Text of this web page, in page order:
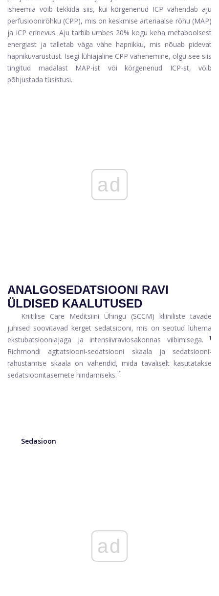
isheemia võib tekkida siis, kui kõrgenenud ICP vähendab aju
perfusioonirõhku (CPP), mis on keskmise arteriaalse rõhu (MAP)
ja ICP erinevus. Aju tarbib umbes 20% kogu keha metaboolsest
energiast ja talletab väga vähe hapnikku, mis nõuab pidevat
hapnikuvarustust. Isegi lühiajaline CPP vähenemine, olgu see siis
tingitud madalast MAP-ist või kõrgenenud ICP-st, võib
põhjustada tüsistusi.
ad
ANALGOSEDATSIOONI RAVI
ÜLDISED KAALUTUSED
Kriitilise Care Meditsiini Ühingu (SCCM) kliiniliste tavade
juhised soovitavad kerget sedatsiooni, mis on seotud lühema
ekstubatsiooniajaga ja intensiivraviosakonnas viibimisega. 1
Richmondi agitatsiooni-sedatsiooni skaala ja sedatsiooni-
rahustamise skaala on vahendid, mida tavaliselt kasutatakse
sedatsioonitasemete hindamiseks. 1
Sedasioon
ad